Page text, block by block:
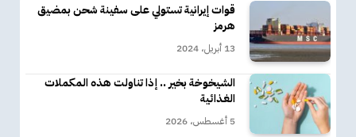
قوات إيرانية تستولي على سفينة شحن بمضيق
هرمز
13 أبريل، 2024
الشيخوخة بخير .. إذا تناولت هذه المكملات
الغذائية
5 أغسطس، 2026